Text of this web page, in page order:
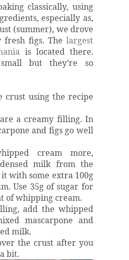
classically, using
especially as,
(summer), we drove
figs. The largest
is located there.
but they’re so
crust using the recipe
a creamy filling. In
and figs go well
cream more,
milk from the
with some extra 100g
Use 35g of sugar for
of whipping cream.
add the whipped
mascarpone and
milk.
the crust after you
bit.